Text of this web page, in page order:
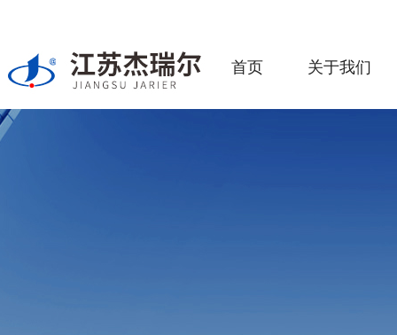
首页 关于我们